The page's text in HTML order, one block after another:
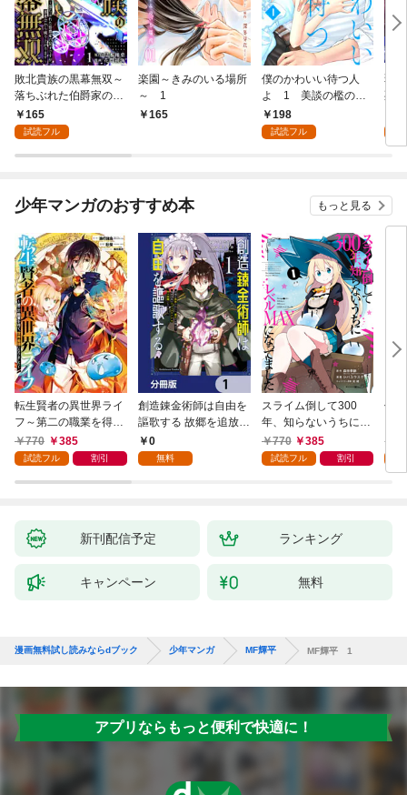
敗北貴族の黒幕無双～
落ちぶれた伯爵家の息
子ですが、裏社会から
成り上がります～ 1
165
試読フル
楽園～きみのいる場所
～ 1
165
僕のかわいい待つ人
よ 1 美談の檻のな
か198
試読フル
弱
死
少年マンガのおすすめ本 もっと見る
転生賢者の異世界ライ
フ～第二の職業を得
て、世界最強になりま
した～ 1巻
770 385
試読フル 割引
創造錬金術師は自由を
謳歌する 故郷を追放さ
れたら、魔王のお膝元
で超絶効果のマジック
0
無料
スライム倒して300
年、知らないうちにレ
ベルMAXになってまし
た 1巻
770 385
試読フル 割引
信
新刊配信予定 ランキング
キャンペーン 無料
漫画無料試し読みならdブック 少年マンガ MF輝平 MF輝平 1
アプリならもっと便利で快適に！